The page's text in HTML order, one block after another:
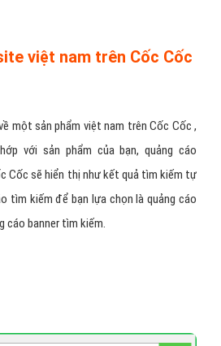
việt nam trên Cốc Cốc
một sản phẩm việt nam trên Cốc Cốc ,
với sản phẩm của bạn, quảng cáo
Cốc sẽ hiển thị như kết quả tìm kiếm tự
tìm kiếm để bạn lựa chọn là quảng cáo
cáo banner tìm kiếm.